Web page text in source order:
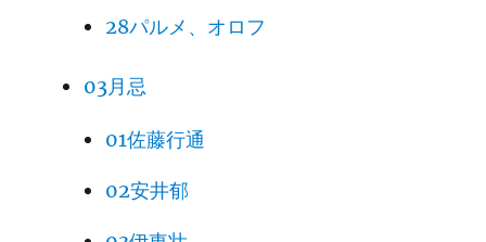
28パルメ、オロフ
03月忌
01佐藤行通
02安井郁